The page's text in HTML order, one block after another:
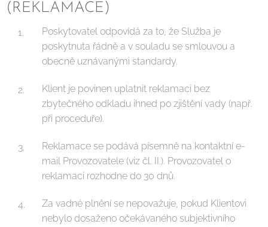
(REKLAMACE)
Poskytovatel odpovídá za to, že Služba je
poskytnuta řádně a v souladu se smlouvou a
obecně uznávanými standardy.
Klient je povinen uplatnit reklamaci bez
zbytečného odkladu ihned po zjištění vady (např.
při proceduře).
Reklamace se podává písemně na kontaktní e-
mail Provozovatele (viz čl. II.). Provozovatel o
reklamaci rozhodne do 30 dnů.
Za vadné plnění se nepovažuje, pokud Klientovi
nebylo dosaženo očekávaného subjektivního